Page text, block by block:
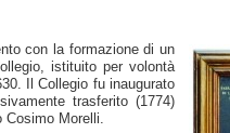
con la formazione di un
istituito per volontà
Il Collegio fu inaugurato
trasferito (1774)
Morelli.